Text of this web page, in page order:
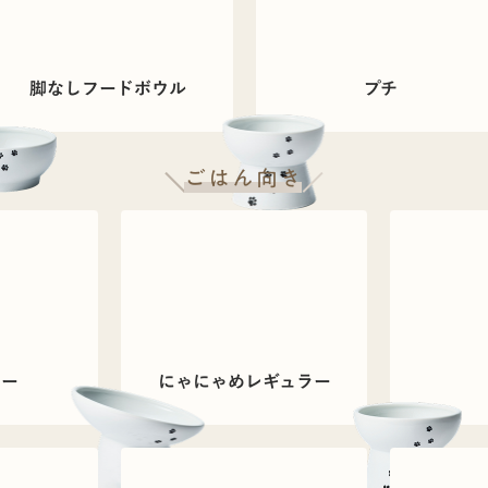
脚なしフードボウル プチ
ごはん向き
にゃにゃめレギュラー